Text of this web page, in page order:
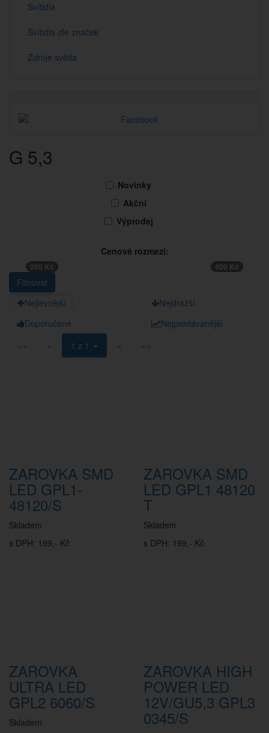
Svítidla
Svítidla dle značek
Zdroje světla
G 5,3
Novinky
Akční
Výprodej
Cenové rozmezí:
200 Kč 400 Kč
Nejlevnější
Nejdražší
Doporučené
Nejprodávanější
««
« 1 z 1 » »»
ZAROVKA SMD
LED GPL1-
48120/S
Skladem
s DPH: 199,- Kč
ZAROVKA SMD
LED GPL1 48120
T
Skladem
s DPH: 199,- Kč
ZAROVKA
ULTRA LED
GPL2 6060/S
Skladem
ZAROVKA HIGH
POWER LED
12V/GU5,3 GPL3
0345/S